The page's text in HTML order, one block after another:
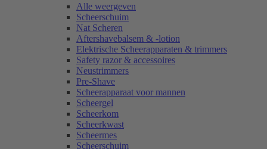
Alle weergeven
Scheerschuim
Nat Scheren
Aftershavebalsem & -lotion
Elektrische Scheerapparaten & trimmers
Safety razor & accessoires
Neustrimmers
Pre-Shave
Scheerapparaat voor mannen
Scheergel
Scheerkom
Scheerkwast
Scheermes
Scheerschuim